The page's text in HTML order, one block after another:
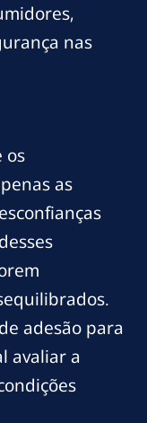
nas
os
as
adesão para
avaliar a